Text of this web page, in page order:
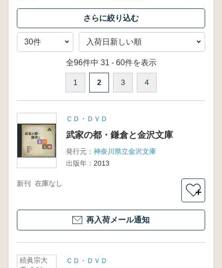
全96件中 31 - 60件を表示
1 2 3 4
ＣＤ・ＤＶＤ
武家の都・鎌倉と金沢文庫
発行元： 神奈川県立金沢文庫
出版年： 2013
新刊 在庫なし
＋
再入荷メール通知
続眞宗大
ＣＤ・ＤＶＤ